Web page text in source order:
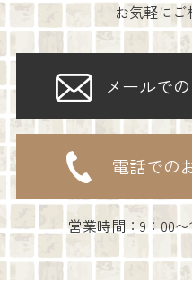
お気軽にご
メールで
電話での
営業時間：9：00